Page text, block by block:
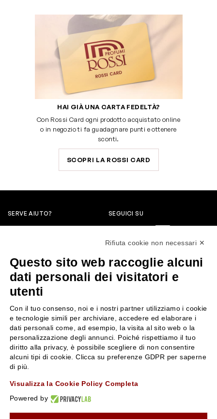
HAI GIÀ UNA CARTA FEDELTÀ?
Con Rossi Card ogni prodotto acquistato online
o in negozio ti fa guadagnare punti e ottenere
sconti.
SCOPRI LA ROSSI CARD
SERVE AIUTO?
servizioclienti@rossiprofumi.it
SEGUICI SU
SERVIZIO CLIENTI
Resi e rimborsi
Pagamenti
Spedizione
Condizioni generali di vendita
Privacy Policy
Chi siamo
Contattaci
Negozi
Attiva la Rossi Card
Lavora con noi
Rifiuta cookie non necessari ✕
Questo sito web raccoglie alcuni
dati personali dei visitatori e
utenti
Con il tuo consenso, noi e i nostri partner utilizziamo i cookie
e tecnologie simili per archiviare, accedere ed elaborare i
dati personali come, ad esempio, la visita al sito web o la
personalizzazione degli annunci. Poiché rispettiamo il tuo
diritto alla privacy, è possibile scegliere di non consentire
alcuni tipi di cookie. Clicca su preferenze GDPR per saperne
di più.
Visualizza la Cookie Policy Completa
Powered by